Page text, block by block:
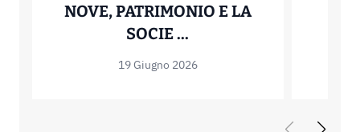
NOVE, PATRIMONIO E LA
SOCIE ...
19 Giugno 2026